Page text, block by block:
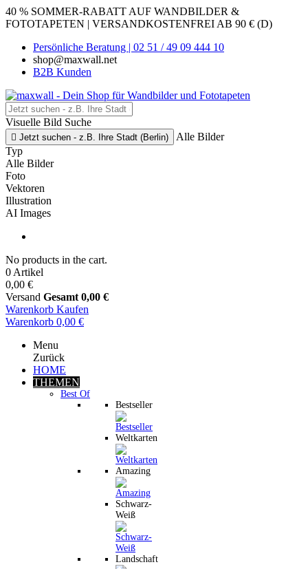
40 % SOMMER-RABATT AUF WANDBILDER &
FOTOTAPETEN | VERSANDKOSTENFREI AB 90 € (D)
Persönliche Beratung | 02 51 / 49 09 444 10
shop@maxwall.net
B2B Kunden
Visuelle Bild Suche
 Jetzt suchen - z.B. Ihre Stadt (Berlin)
Alle Bilder
Typ
Alle Bilder
Foto
Vektoren
Illustration
AI Images
No products in the cart.
0 Artikel
0,00 €
Versand Gesamt 0,00 €
Warenkorb Kaufen
Warenkorb 0,00 €
Menu
Zurück
HOME
THEMEN
Best Of
Bestseller
Weltkarten
Amazing
Schwarz-
Weiß
Landschaft